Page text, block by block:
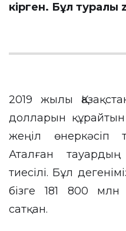
кірген. Бұл
2019 жылы
долларын
жеңіл өнеркәсіп
Аталған
тиесілі. Бұл
бізге 181 800 млн
сатқан.